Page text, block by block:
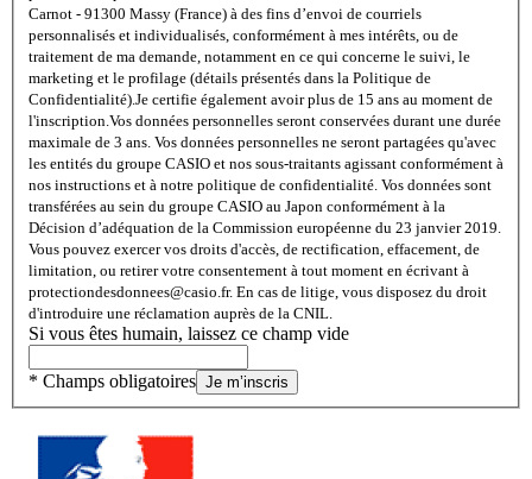
Carnot - 91300 Massy (France) à des fins d’envoi de courriels
personnalisés et individualisés, conformément à mes intérêts, ou de
traitement de ma demande, notamment en ce qui concerne le suivi, le
marketing et le profilage (détails présentés dans la Politique de
Confidentialité). Je certifie également avoir plus de 15 ans au moment de
l'inscription. Vos données personnelles seront conservées durant une durée
maximale de 3 ans. Vos données personnelles ne seront partagées qu'avec
les entités du groupe CASIO et nos sous-traitants agissant conformément à
nos instructions et à notre politique de confidentialité. Vos données sont
transférées au sein du groupe CASIO au Japon conformément à la
Décision d’adéquation de la Commission européenne du 23 janvier 2019.
Vous pouvez exercer vos droits d'accès, de rectification, effacement, de
limitation, ou retirer votre consentement à tout moment en écrivant à
protectiondesdonnees@casio.fr. En cas de litige, vous disposez du droit
d'introduire une réclamation auprès de la CNIL.
Si vous êtes humain, laissez ce champ vide
* Champs obligatoires Je m’inscris